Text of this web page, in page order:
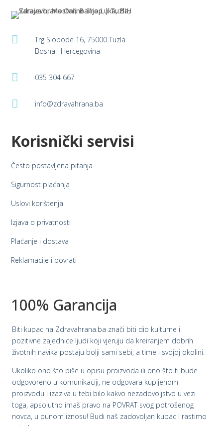
chosen
the
product
chosen
the

Trg Slobode 16, 75000 Tuzla
Bosna i Hercegovina
 035 304 667
 info@zdravahrana.ba
Korisnički servisi
Često postavljena pitanja
Sigurnost plaćanja
Uslovi korištenja
Izjava o privatnosti
Plaćanje i dostava
Reklamacije i povrati
100% Garancija
Biti kupac na Zdravahrana.ba znači biti dio kulturne i
pozitivne zajednice ljudi koji vjeruju da kreiranjem dobrih
životnih navika postaju bolji sami sebi, a time i svojoj okolini.
Ukoliko ono što piše u opisu proizvoda ili ono što ti bude
odgovoreno u komunikaciji, ne odgovara kupljenom
proizvodu i izaziva u tebi bilo kakvo nezadovoljstvo u vezi
toga, apsolutno imaš pravo na POVRAT svog potrošenog
novca, u punom iznosu! Budi naš zadovoljan kupac i rastimo